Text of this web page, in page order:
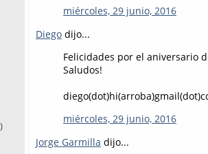
miércoles, 29 junio, 2016
Diego dijo...
Felicidades por el aniversario
Saludos!
miércoles, 29 junio, 2016
Jorge Garmilla dijo...